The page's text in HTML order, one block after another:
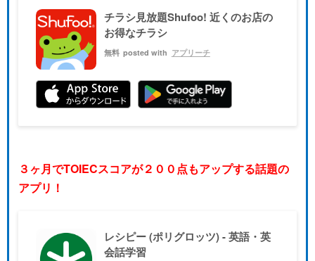
チラシ見放題Shufoo! 近くのお店の
お得なチラシ
無料 posted with アプリーチ
３ヶ月でTOIECスコアが２００点もアップする話題の
アプリ！
レシピー (ポリグロッツ) - 英語・英
会話学習